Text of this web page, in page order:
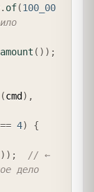
. of(100_00
amount ( ) ) ;
(cmd ) ,
== 4) {
) ) ;
// ←
дело